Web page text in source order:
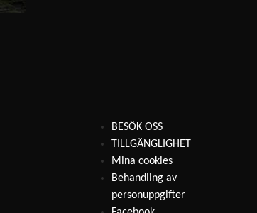
BESÖK OSS
TILLGÄNGLIGHET
Mina cookies
Behandling av
personuppgifter